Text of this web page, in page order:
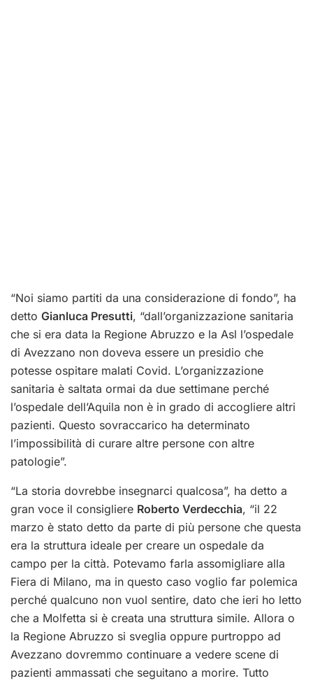
“Noi siamo partiti da una considerazione di fondo”, ha
detto Gianluca Presutti, “dall’organizzazione sanitaria
che si era data la Regione Abruzzo e la Asl l’ospedale
di Avezzano non doveva essere un presidio che
potesse ospitare malati Covid. L’organizzazione
sanitaria è saltata ormai da due settimane perché
l’ospedale dell’Aquila non è in grado di accogliere altri
pazienti. Questo sovraccarico ha determinato
l’impossibilità di curare altre persone con altre
patologie”.
“La storia dovrebbe insegnarci qualcosa”, ha detto a
gran voce il consigliere Roberto Verdecchia, “il 22
marzo è stato detto da parte di più persone che questa
era la struttura ideale per creare un ospedale da
campo per la città. Potevamo farla assomigliare alla
Fiera di Milano, ma in questo caso voglio far polemica
perché qualcuno non vuol sentire, dato che ieri ho letto
che a Molfetta si è creata una struttura simile. Allora o
la Regione Abruzzo si sveglia oppure purtroppo ad
Avezzano dovremmo continuare a vedere scene di
pazienti ammassati che seguitano a morire. Tutto